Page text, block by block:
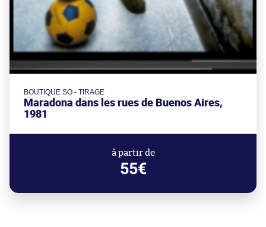
BOUTIQUE SO - TIRAGE
Maradona dans les rues de Buenos Aires,
1981
à partir de
55€